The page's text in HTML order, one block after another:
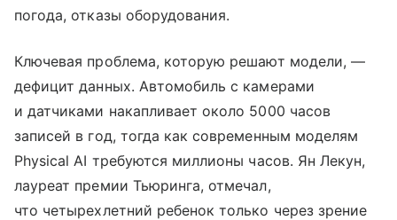
погода, отказы оборудования.
Ключевая проблема, которую решают модели, —
дефицит данных. Автомобиль с камерами
и датчиками накапливает около 5000 часов
записей в год, тогда как современным моделям
Physical AI требуются миллионы часов. Ян Лекун,
лауреат премии Тьюринга, отмечал,
что четырехлетний ребенок только через зрение